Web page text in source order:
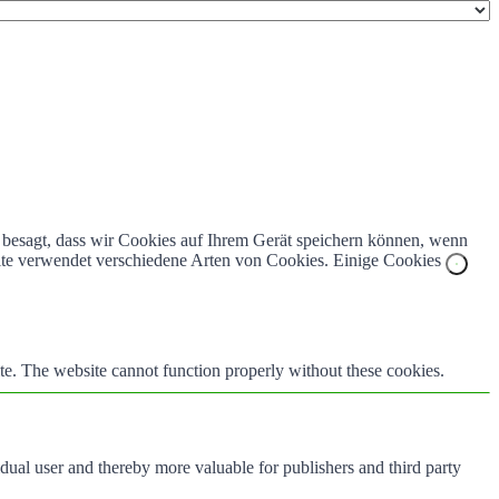
dass wir Cookies auf Ihrem Gerät speichern können, wenn
verwendet verschiedene Arten von Cookies. Einige Cookies
The website cannot function properly without these cookies.
user and thereby more valuable for publishers and third party